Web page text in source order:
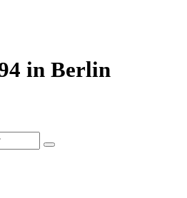
in Berlin